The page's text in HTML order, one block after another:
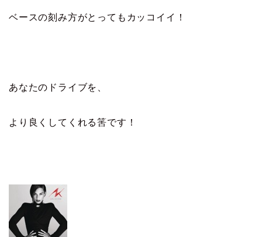
ベースの刻み方がとってもカッコイイ！
あなたのドライブを、
より良くしてくれる筈です！